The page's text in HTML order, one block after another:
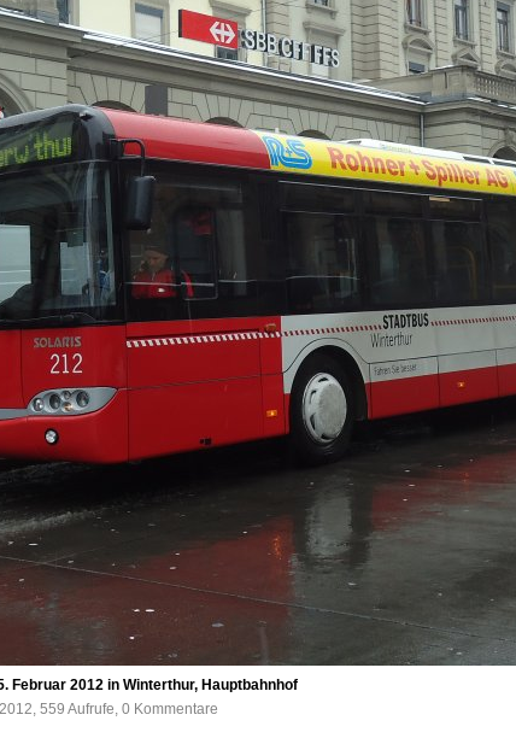
Februar 2012 in Winterthur, Hauptbahnhof
559 Aufrufe, 0 Kommentare